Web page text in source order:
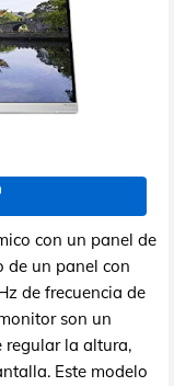
con un panel de
de un panel con
de frecuencia de
son un
regular la altura,
Este modelo